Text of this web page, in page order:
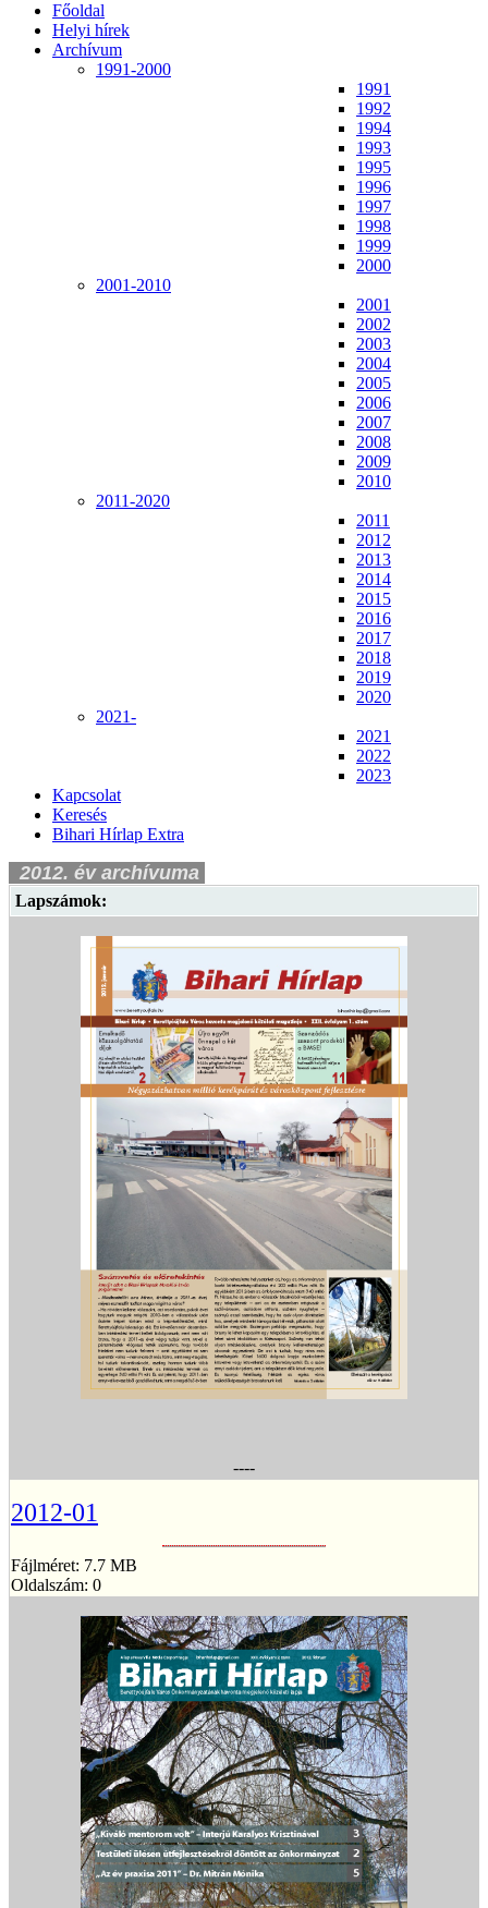
Főoldal
Helyi hírek
Archívum
1991-2000
1991
1992
1994
1993
1995
1996
1997
1998
1999
2000
2001-2010
2001
2002
2003
2004
2005
2006
2007
2008
2009
2010
2011-2020
2011
2012
2013
2014
2015
2016
2017
2018
2019
2020
2021-
2021
2022
2023
Kapcsolat
Keresés
Bihari Hírlap Extra
2012. év archívuma
Lapszámok:
----
2012-01
Fájlméret: 7.7 MB
Oldalszám: 0